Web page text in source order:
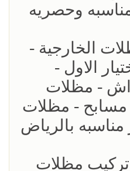
وحصريه
الخارجية -
- الاختيار الاول -
- مظلات
مسابح - مظلات
مناسبه بالرياض
مظلات